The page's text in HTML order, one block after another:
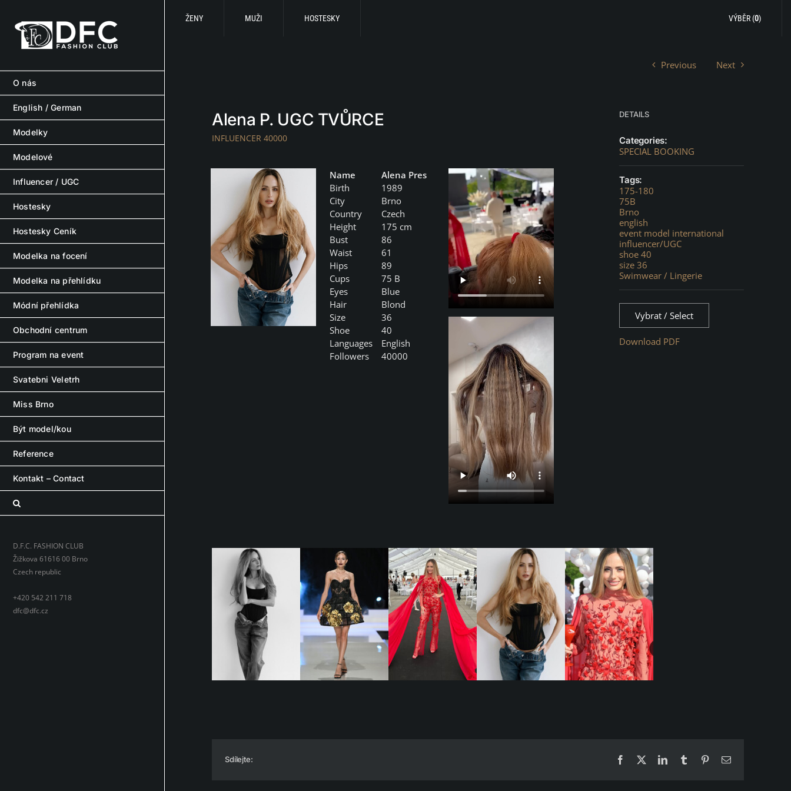
ŽENY MUŽI HOSTESKY VÝBĚR (0)
content
O nás
English / German
Modelky
Modelové
Influencer / UGC
Hostesky
Hostesky Ceník
Modelka na focení
Modelka na přehlídku
Módní přehlídka
Obchodní centrum
Program na event
Svatebni Veletrh
Miss Brno
Být model/kou
Reference
Kontakt – Contact
D.F.C. FASHION CLUB
Žižkova 61616 00 Brno
Czech republic
+420 542 211 718
dfc@dfc.cz
Previous Next
Alena P. UGC TVŮRCE
INFLUENCER 40000
Name
Alena Pres
Birth
1989
City
Brno
Country
Czech
Height
175 cm
Bust
86
Waist
61
Hips
89
Cups
75 B
Eyes
Blue
Hair
Blond
Size
36
Shoe
40
Languages
English
Followers
40000
DETAILS
Categories:
SPECIAL BOOKING
Tags:
175-180
75B
Brno
english
event model international
influencer/UGC
shoe 40
size 36
Swimwear / Lingerie
Vybrat / Select
Download PDF
Sdílejte: Facebook
X LinkedInTumblrPinterestEmail